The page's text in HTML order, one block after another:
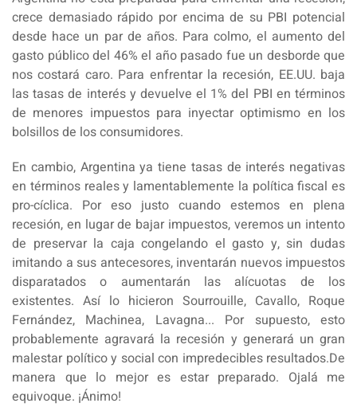
crece demasiado rápido por encima de su PBI potencial
desde hace un par de años. Para colmo, el aumento del
gasto público del 46% el año pasado fue un desborde que
nos costará caro. Para enfrentar la recesión, EE.UU. baja
las tasas de interés y devuelve el 1% del PBI en términos
de menores impuestos para inyectar optimismo en los
bolsillos de los consumidores.
En cambio, Argentina ya tiene tasas de interés negativas
en términos reales y lamentablemente la política fiscal es
pro-cíclica. Por eso justo cuando estemos en plena
recesión, en lugar de bajar impuestos, veremos un intento
de preservar la caja congelando el gasto y, sin dudas
imitando a sus antecesores, inventarán nuevos impuestos
disparatados o aumentarán las alícuotas de los
existentes. Así lo hicieron Sourrouille, Cavallo, Roque
Fernández, Machinea, Lavagna... Por supuesto, esto
probablemente agravará la recesión y generará un gran
malestar político y social con impredecibles resultados.De
manera que lo mejor es estar preparado. Ojalá me
equivoque. ¡Ánimo!